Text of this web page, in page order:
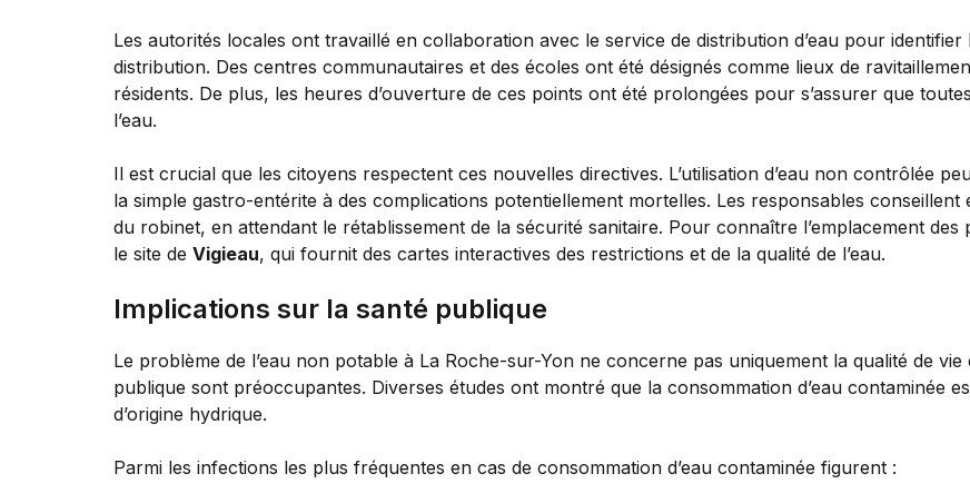
Les autorités locales ont travaillé en collaboration avec le service de distribution d’eau pour
distribution. Des centres communautaires et des écoles ont été désignés comme lieux de
résidents. De plus, les heures d’ouverture de ces points ont été prolongées pour s’assurer que
l’eau.
Il est crucial que les citoyens respectent ces nouvelles directives. L’utilisation d’eau non contrôlée
la simple gastro-entérite à des complications potentiellement mortelles. Les responsables conseillent
du robinet, en attendant le rétablissement de la sécurité sanitaire. Pour connaître l’emplacement
le site de Vigieau, qui fournit des cartes interactives des restrictions et de la qualité de l’eau.
Implications sur la santé publique
Le problème de l’eau non potable à La Roche-sur-Yon ne concerne pas uniquement la qualité de
publique sont préoccupantes. Diverses études ont montré que la consommation d’eau contaminée
d’origine hydrique.
Parmi les infections les plus fréquentes en cas de consommation d’eau contaminée figurent :